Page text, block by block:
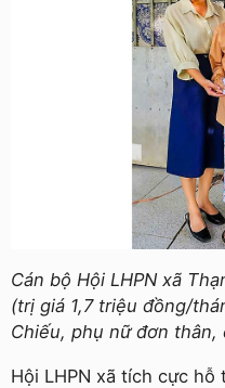
Cán bộ Hội LHPN xã
(trị giá 1,7 triệu đồng/
Chiếu, phụ nữ đơn thân,
Hội LHPN xã tích cực